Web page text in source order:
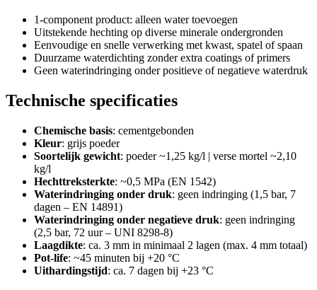
1-component product: alleen water toevoegen
Uitstekende hechting op diverse minerale ondergronden
Eenvoudige en snelle verwerking met kwast, spatel of spaan
Duurzame waterdichting zonder extra coatings of primers
Geen waterindringing onder positieve of negatieve waterdruk
Technische specificaties
Chemische basis: cementgebonden
Kleur: grijs poeder
Soortelijk gewicht: poeder ~1,25 kg/l | verse mortel ~2,10
kg/l
Hechttreksterkte: ~0,5 MPa (EN 1542)
Waterindringing onder druk: geen indringing (1,5 bar, 7
dagen – EN 14891)
Waterindringing onder negatieve druk: geen indringing
(2,5 bar, 72 uur – UNI 8298-8)
Laagdikte: ca. 3 mm in minimaal 2 lagen (max. 4 mm totaal)
Pot-life: ~45 minuten bij +20 °C
Uithardingstijd: ca. 7 dagen bij +23 °C